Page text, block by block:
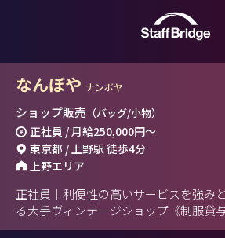
なんぼや ナンボヤ
ショップ販売 （バッグ/小物）
正社員 / 月給250,000円～
東京都 / 上野駅 徒歩4分
上野エリア
正社員｜利便性の高いサービスを強み
る大手ヴィンテージショップ《制服貸与